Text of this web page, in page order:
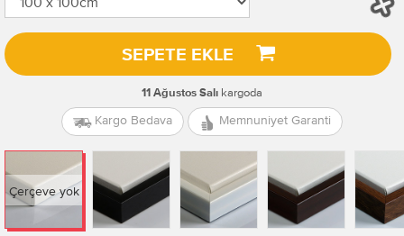
SEPETE EKLE
11 Ağustos Salı kargoda
Kargo Bedava Memnuniyet Garanti
Çerçeve yok